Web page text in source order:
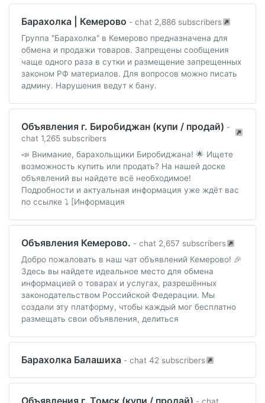
Барахолка | Кемерово - chat 2,886 subscribers
Группа "Барахолка" в Кемерово предназначена для
обмена и продажи товаров. Запрещены сообщения
чаще одного раза в сутки и размещение запрещенных
законом РФ материалов. Для вопросов можно писать
админу. Нарушения ведут к бану.
Объявления г. Биробиджан (купи / продай) -
chat 1,265 subscribers
📣 Внимание, барахольщики Биробиджана! 🌟 Ищете
возможность купить или продать? На нашей доске
объявлений вы найдете всё необходимое!
Подробности и актуальная информация уже ждёт вас
по ссылке ⤵️ [Информация
Объявления Кемерово. - chat 2,657 subscribers
Добро пожаловать в наш чат объявлений Кемерово! 🎉
Здесь вы найдете идеальное место для обмена
информацией о товарах и услугах, разрешённых
законодательством Российской Федерации. Мы
создали эту платформу, чтобы каждый мог бесплатно
размещать свои объявления, делиться
Барахолка Балашиха - chat 42 subscribers
Объявления г. Томск (купи / продай)